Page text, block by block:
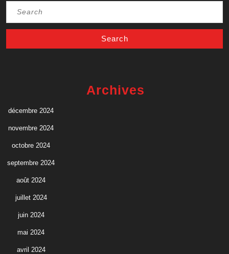
Archives
décembre 2024
novembre 2024
octobre 2024
septembre 2024
août 2024
juillet 2024
juin 2024
mai 2024
avril 2024